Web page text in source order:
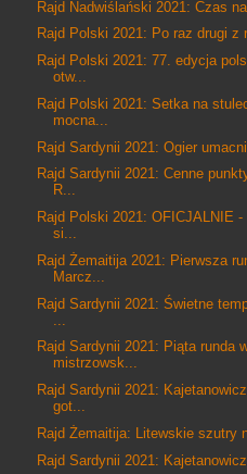
Rajd Nadwiślański 2021: Czas
Rajd Polski 2021: Po raz drugi z
Rajd Polski 2021: 77. edycja
otw...
Rajd Polski 2021: Setka na
mocna...
Rajd Sardynii 2021: Ogier
Rajd Sardynii 2021: Cenne
R...
Rajd Polski 2021: OFICJALNIE
si...
Rajd Żemaitija 2021: Pierwsza
Marcz...
Rajd Sardynii 2021: Świetne
Rajd Sardynii 2021: Piąta runda
mistrzowsk...
Rajd Sardynii 2021:
got...
Rajd Żemaitija: Litewskie szutry
Rajd Sardynii 2021: